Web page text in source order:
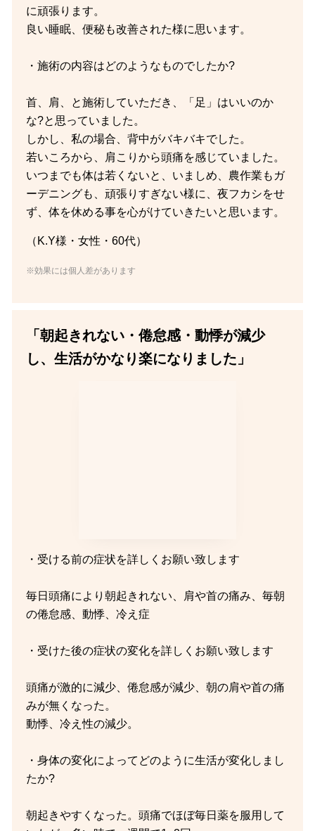
に頑張ります。
良い睡眠、便秘も改善された様に思います。
・施術の内容はどのようなものでしたか?
首、肩、と施術していただき、「足」はいいのか
な?と思っていました。
しかし、私の場合、背中がバキバキでした。
若いころから、肩こりから頭痛を感じていました。
いつまでも体は若くないと、いましめ、農作業もガ
ーデニングも、頑張りすぎない様に、夜フカシをせ
ず、体を休める事を心がけていきたいと思います。
（K.Y様・女性・60代）
※効果には個人差があります
「朝起きれない・倦怠感・動悸が減少
し、生活がかなり楽になりました」
・受ける前の症状を詳しくお願い致します
毎日頭痛により朝起きれない、肩や首の痛み、毎朝
の倦怠感、動悸、冷え症
・受けた後の症状の変化を詳しくお願い致します
頭痛が激的に減少、倦怠感が減少、朝の肩や首の痛
みが無くなった。
動悸、冷え性の減少。
・身体の変化によってどのように生活が変化しまし
たか?
朝起きやすくなった。頭痛でほぼ毎日薬を服用して